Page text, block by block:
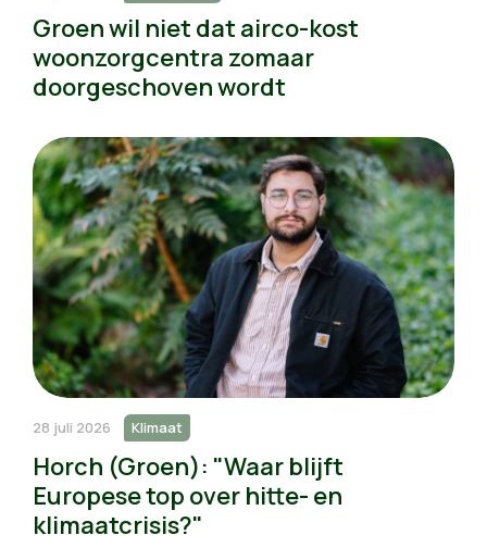
Groen wil niet dat airco-kost
woonzorgcentra zomaar
doorgeschoven wordt
28 juli 2026 Klimaat
Horch (Groen): "Waar blijft
Europese top over hitte- en
klimaatcrisis?"